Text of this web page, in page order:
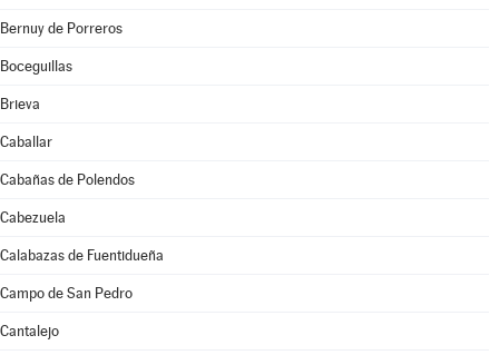
Bernuy de Porreros
Boceguillas
Brieva
Caballar
Cabañas de Polendos
Cabezuela
Calabazas de Fuentidueña
Campo de San Pedro
Cantalejo